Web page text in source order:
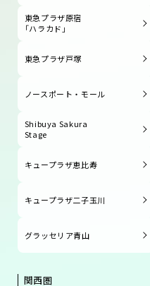
東急プラザ原宿
「ハラカド」
東急プラザ戸塚
ノースポート・モール
Shibuya Sakura
Stage
キュープラザ恵比寿
キュープラザ二子玉川
グラッセリア青山
関西圏